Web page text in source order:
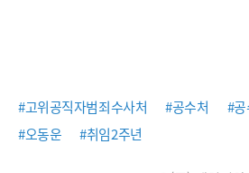
#고위공직자범죄수사처 #공수처 #
#오동운
#취임2주년